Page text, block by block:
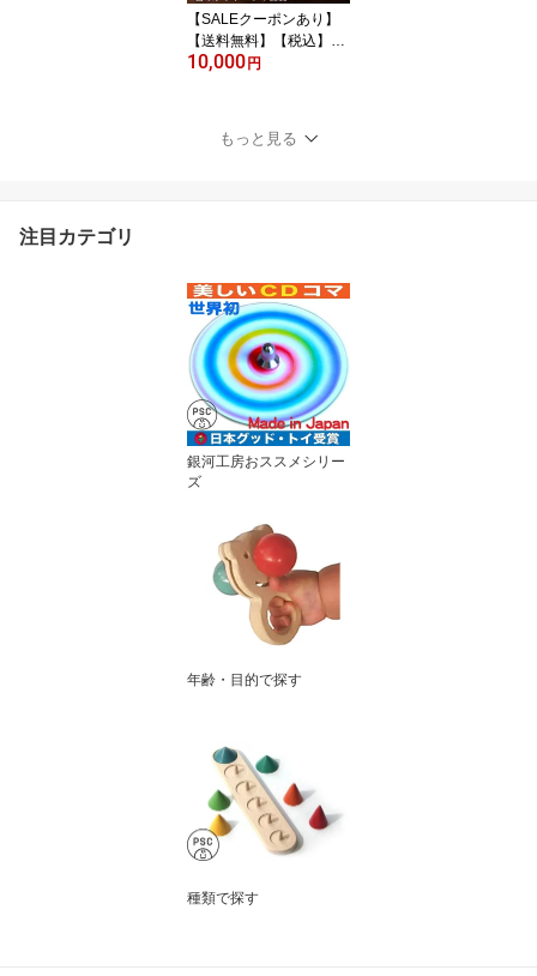
【SALEクーポンあり】
【送料無料】【税込】●
出産祝いプチセット(ジュ
め 木のおもちゃ 車 まま
ごと 日本製 カタカタ お
10,000 円
もっと見る
注目カテゴリ
銀河工房おススメシリー
ズ
年齢・目的で探す
種類で探す